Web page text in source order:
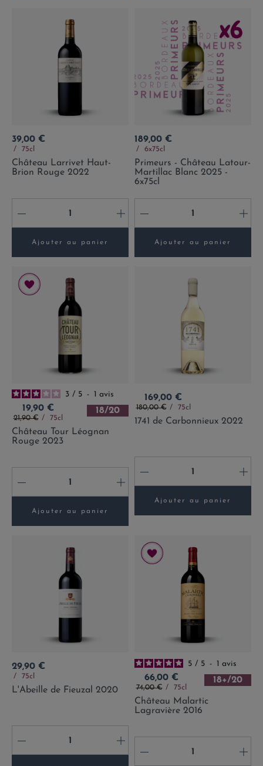
Prix
39,00 €
75cl
Château Larrivet Haut-
Brion Rouge 2022
- +
Ajouter au panier
Prix
189,00 €
6x75cl
Primeurs - Château Latour-
Martillac Blanc 2025 -
6x75cl
- +
Ajouter au panier
3 / 5 - 1 avis
Prix
19,90 €
Prix de base
21,90 € 75cl
18/20
Château Tour Léognan
Rouge 2023
- +
Ajouter au panier
Prix
169,00 €
Prix de base
180,00 € 75cl
1741 de Carbonnieux 2022
- +
Ajouter au panier
Prix
29,90 €
75cl
L'Abeille de Fieuzal 2020
- +
5 / 5 - 1 avis
Prix
66,00 €
Prix de base
74,00 € 75cl
18+/20
Château Malartic
Lagravière 2016
- +